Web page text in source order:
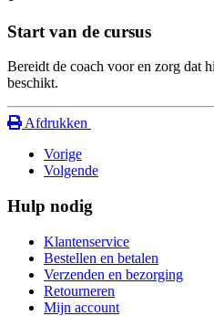
Start van de cursus
Bereidt de coach voor en zorg dat
beschikt.
Afdrukken
Vorige
Volgende
Hulp nodig
Klantenservice
Bestellen en betalen
Verzenden en bezorging
Retourneren
Mijn account